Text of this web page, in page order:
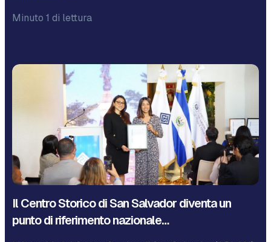
Minuto 1 di lettura
Il Centro Storico di San Salvador diventa un
punto di riferimento nazionale…